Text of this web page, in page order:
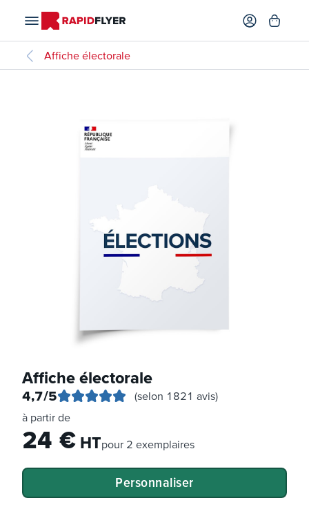
Affiche électorale
Affiche électorale
4,7/5
(selon 1821 avis)
à partir de
24 €HTpour 2 exemplaires
Personnaliser